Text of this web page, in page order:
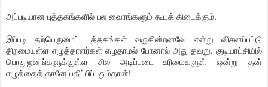
அப்படியான புத்தகங்களில் பல வைரங்களும் கூடக் கிடைக்கும்.
இப்படி தற்பெருமைப் புத்தகங்கள் வருகின்றனவே என்று விசனப்பட்டு
திறமையுள்ள எழுத்தாளர்கள் எழுதாமல் போனால் அது தவறு. குடியாட்சியில்
பொதுஜனங்களுக்குள்ள சில அடிப்படை உரிமைகளுள் ஒன்று தன்
எழுத்தைத் தானே பதிப்பிப்பதும்தான்!